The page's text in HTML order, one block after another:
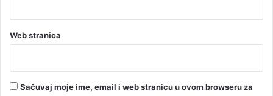
Web stranica
Sačuvaj moje ime, email i web stranicu u ovom browseru za